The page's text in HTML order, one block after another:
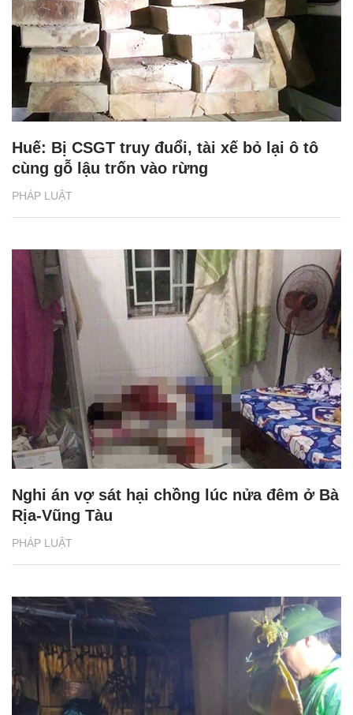
PHÁP LUẬT
Huế: Bị CSGT truy đuổi, tài xế bỏ lại ô tô
cùng gỗ lậu trốn vào rừng
PHÁP LUẬT
Nghi án vợ sát hại chồng lúc nửa đêm ở Bà
Rịa-Vũng Tàu